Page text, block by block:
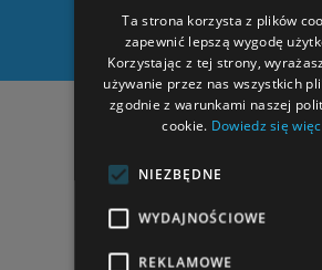
ZAŁÓŻ
NASZE
"STUDIO ATRIUM
43-316 Bielsko-Biała
zobacz dojazd
Ta strona korzysta z plików
zapewnić lepszą wygodę
Korzystając z tej strony,
używanie przez nas wszystkich
zgodnie z warunkami naszej
cookie. Dowiedz się
NIEZBĘDNE
WYDAJNOŚCIOWE
REKLAMOWE